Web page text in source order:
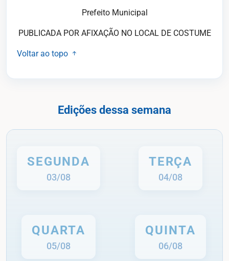
Prefeito Municipal
PUBLICADA POR AFIXAÇÃO NO LOCAL DE COSTUME
Voltar ao topo
Edições dessa semana
SEGUNDA
03/08
TERÇA
04/08
QUARTA
05/08
QUINTA
06/08